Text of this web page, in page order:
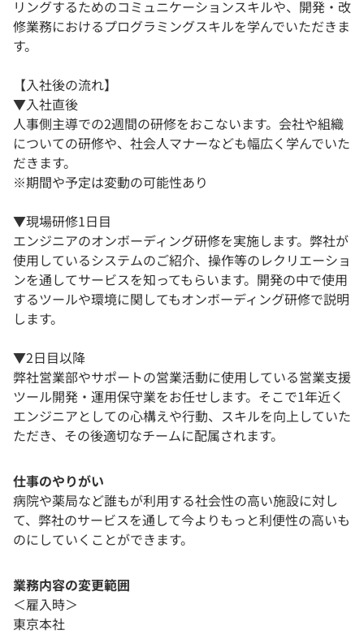
リングするためのコミュニケーションスキルや、開発・改
修業務におけるプログラミングスキルを学んでいただきま
す。
【入社後の流れ】
▼入社直後
人事側主導での2週間の研修をおこないます。会社や組織
についての研修や、社会人マナーなども幅広く学んでいた
だきます。
※期間や予定は変動の可能性あり
▼現場研修1日目
エンジニアのオンボーディング研修を実施します。弊社が
使用しているシステムのご紹介、操作等のレクリエーショ
ンを通してサービスを知ってもらいます。開発の中で使用
するツールや環境に関してもオンボーディング研修で説明
します。
▼2日目以降
弊社営業部やサポートの営業活動に使用している営業支援
ツール開発・運用保守業をお任せします。そこで1年近く
エンジニアとしての心構えや行動、スキルを向上していた
ただき、その後適切なチームに配属されます。
仕事のやりがい
病院や薬局など誰もが利用する社会性の高い施設に対し
て、弊社のサービスを通して今よりもっと利便性の高いも
のにしていくことができます。
業務内容の変更範囲
＜雇入時＞
東京本社